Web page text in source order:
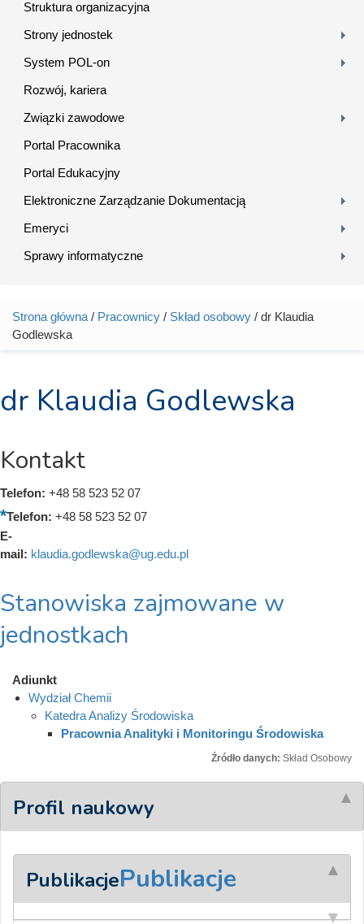
Struktura organizacyjna
Strony jednostek
System POL-on
Rozwój, kariera
Związki zawodowe
Portal Pracownika
Portal Edukacyjny
Elektroniczne Zarządzanie Dokumentacją
Emeryci
Sprawy informatyczne
Jesteś tutaj
Strona główna / Pracownicy / Skład osobowy / dr Klaudia
Godlewska
dr Klaudia Godlewska
Kontakt
Telefon: +48 58 523 52 07
Telefon: +48 58 523 52 07
E-
mail: klaudia.godlewska@ug.edu.pl
Stanowiska zajmowane w
jednostkach
Adiunkt
Wydział Chemii
Katedra Analizy Środowiska
Pracownia Analityki i Monitoringu Środowiska
Źródło danych: Skład Osobowy
Profil naukowy
PublikacjePublikacje